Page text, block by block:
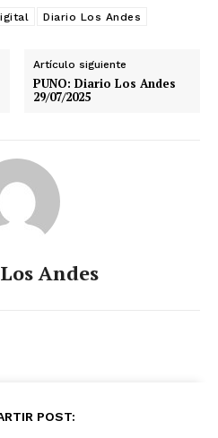
Diario Los Andes
Artículo siguiente
PUNO: Diario Los Andes
29/07/2025
Andes
POST: